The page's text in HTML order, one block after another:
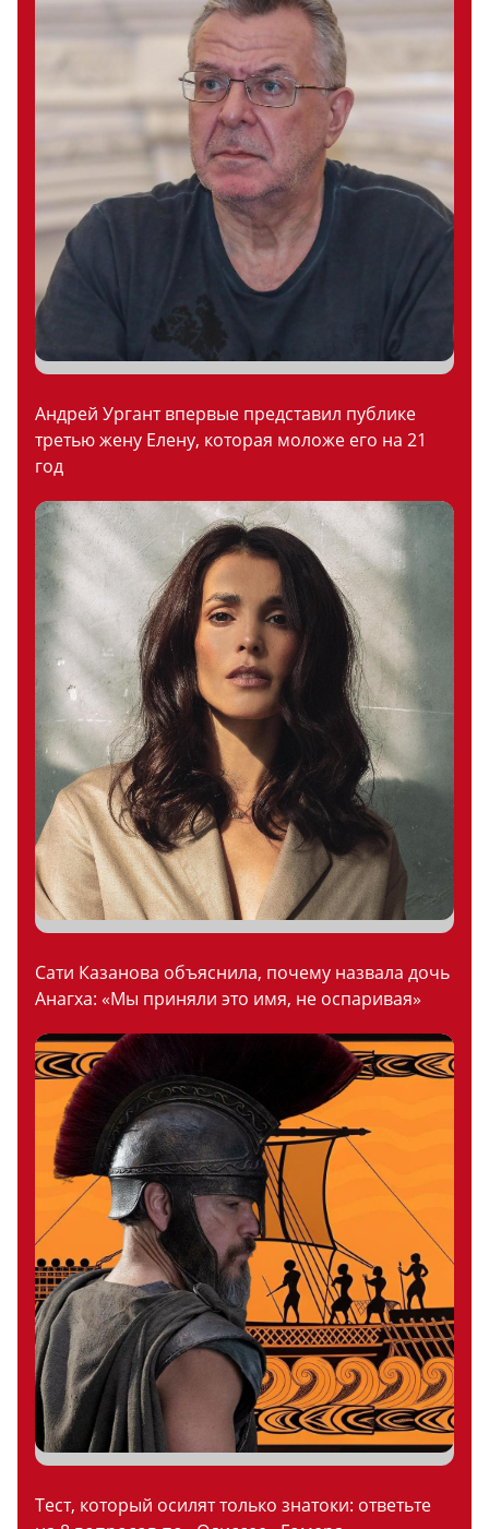
Андрей Ургант впервые представил публике
третью жену Елену, которая моложе его на 21
год
Сати Казанова объяснила, почему назвала дочь
Анагха: «Мы приняли это имя, не оспаривая»
Тест, который осилят только знатоки: ответьте